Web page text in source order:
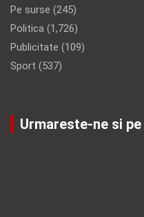
Pe surse (245)
Politica (1,726)
Publicitate (109)
Sport (537)
Urmareste-ne si